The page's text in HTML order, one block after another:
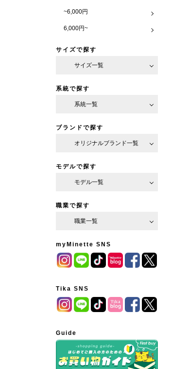
~6,000円
6,000円~
サイズで探す
サイズ一覧
系統で探す
系統一覧
ブランドで探す
オリジナルブランド一覧
モデルで探す
モデル一覧
職業で探す
職業一覧
myMinette SNS
Tika SNS
Guide